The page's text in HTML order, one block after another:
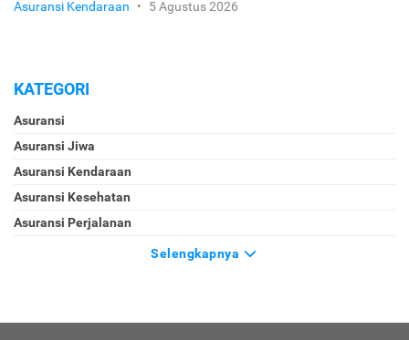
Asuransi Kendaraan • 5 Agustus 2026
KATEGORI
Asuransi
Asuransi Jiwa
Asuransi Kendaraan
Asuransi Kesehatan
Asuransi Perjalanan
Selengkapnya